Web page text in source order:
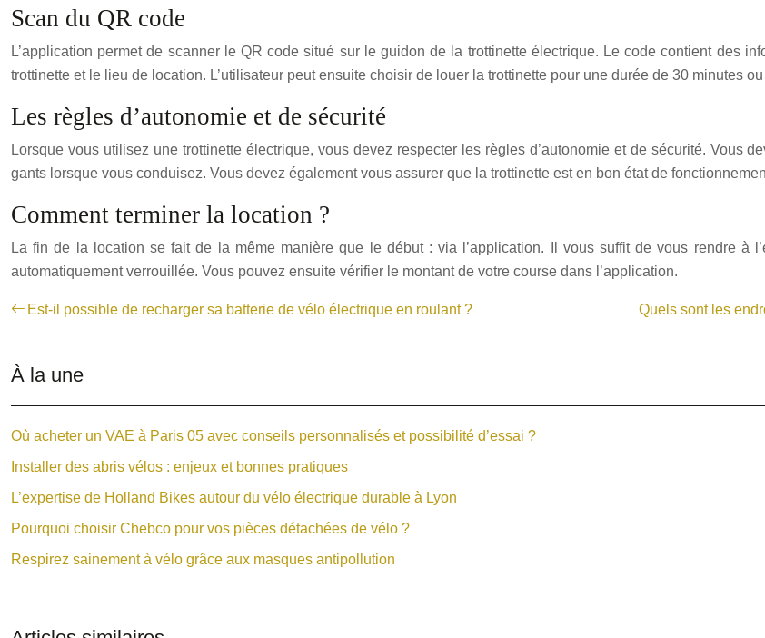
Scan du QR code
L’application permet de scanner le QR code situé sur le guidon de la trottinette électrique. Le code contient des
trottinette et le lieu de location. L’utilisateur peut ensuite choisir de louer la trottinette pour une durée de 30 minutes
Les règles d’autonomie et de sécurité
Lorsque vous utilisez une trottinette électrique, vous devez respecter les règles d’autonomie et de sécurité. Vous
gants lorsque vous conduisez. Vous devez également vous assurer que la trottinette est en bon état de
Comment terminer la location ?
La fin de la location se fait de la même manière que le début : via l’application. Il vous suffit de vous rendre à
automatiquement verrouillée. Vous pouvez ensuite vérifier le montant de votre course dans l’application.
Est-il possible de recharger sa batterie de vélo électrique en roulant ?
Quels sont les
À la une
Où acheter un VAE à Paris 05 avec conseils personnalisés et possibilité d’essai ?
Installer des abris vélos : enjeux et bonnes pratiques
L’expertise de Holland Bikes autour du vélo électrique durable à Lyon
Pourquoi choisir Chebco pour vos pièces détachées de vélo ?
Respirez sainement à vélo grâce aux masques antipollution